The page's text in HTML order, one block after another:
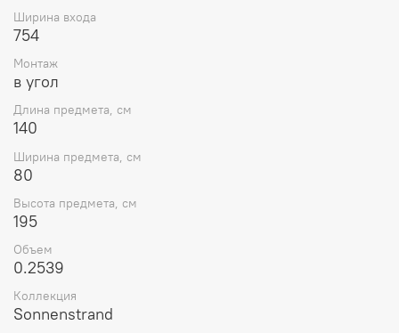
Ширина входа
754
Монтаж
в угол
Длина предмета, см
140
Ширина предмета, см
80
Высота предмета, см
195
Объем
0.2539
Коллекция
Sonnenstrand